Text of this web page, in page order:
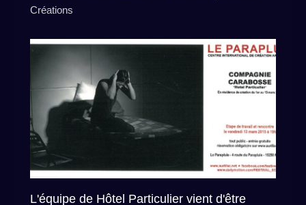
Créations
L'équipe de Hôtel Particulier vient d'être